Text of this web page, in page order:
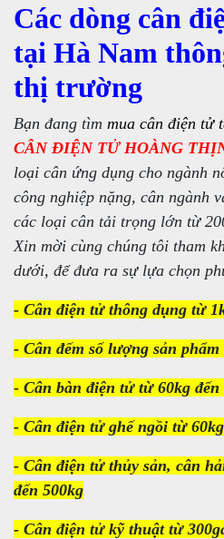
Các dòng cân
tại Hà Nam
thị trường
Bạn đang tìm mua cân điện tử
CÂN ĐIỆN TỬ HOÀNG
loại cân ứng dụng cho ngành
công nghiệp nặng, cân ngành
các loại cân tải trọng lớn từ
Xin mời cùng chúng tôi tham
dưới, để đưa ra sự lựa chọn
- Cân điện tử thông dụng từ
- Cân đếm số lượng sản
- Cân bàn điện tử từ 60kg đến
- Cân điện tử ghế ngồi từ
- Cân điện tử thủy sản, cân
đến 500kg
- Cân điện tử kỹ thuật từ